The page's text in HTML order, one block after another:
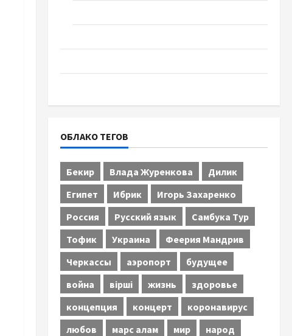
ОБЛАКО ТЕГОВ
Бекир Влада Журенкова
Дилик
Египет
Ибрик
Игорь Захаренко
Россия
Русский язык
Самбука Тур
Тофик
Украина
Феерия Мандрив
Черкассы
аэропорт
будущее
война
вірші жизнь
здоровье
концепция
концерт
коронавирус
любов
марс алам мир
народ